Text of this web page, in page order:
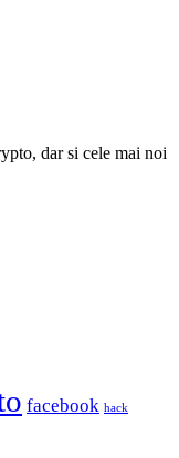
dar si cele mai noi
facebook hack